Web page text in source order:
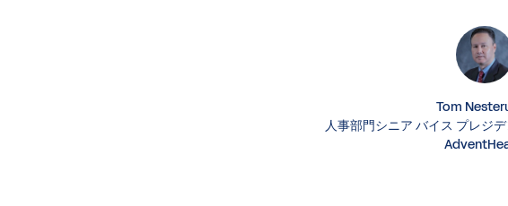
Tom
人事部門シニア バイス プレジ